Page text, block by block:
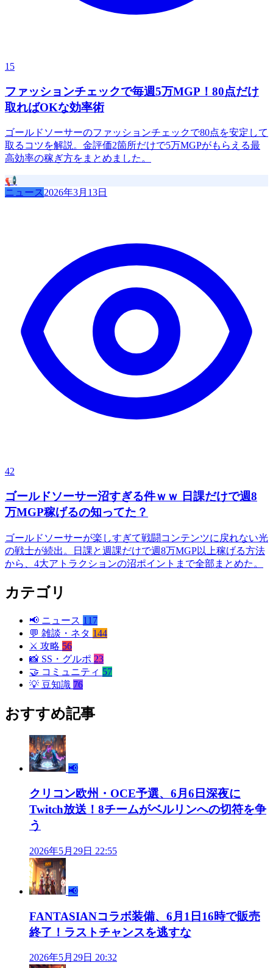
15
ファッションチェックで毎週5万MGP！80点だけ
取ればOKな効率術
ゴールドソーサーのファッションチェックで80点を安定して
取るコツを解説。金評価2箇所だけで5万MGPがもらえる最
高効率の稼ぎ方をまとめました。
📢
ニュース 2026年3月13日
42
ゴールドソーサー沼すぎる件ｗｗ 日課だけで週8
万MGP稼げるの知ってた？
ゴールドソーサーが楽しすぎて戦闘コンテンツに戻れない光
の戦士が続出。日課と週課だけで週8万MGP以上稼げる方法
から、4大アトラクションの沼ポイントまで全部まとめた。
カテゴリ
📢 ニュース 117
💬 雑談・ネタ 144
⚔️ 攻略 56
📸 SS・グルポ 23
🤝 コミュニティ 57
💡 豆知識 76
おすすめ記事
📢
クリコン欧州・OCE予選、6月6日深夜に
Twitch放送！8チームがベルリンへの切符を争
う
2026年5月29日 22:55
📢
FANTASIANコラボ装備、6月1日16時で販売
終了！ラストチャンスを逃すな
2026年5月29日 20:32